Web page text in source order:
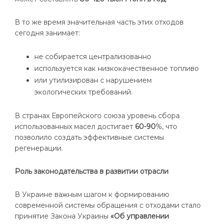
В то же время значительная часть этих отходов
сегодня занимает:
не собирается централизованно
используется как низкокачественное топливо
или утилизирован с нарушением
экологических требований.
В странах Европейского союза уровень сбора
использованных масел достигает 60-90%, что
позволило создать эффективные системы
регенерации.
Роль законодательства в развитии отрасли
В Украине важным шагом к формированию
современной системы обращения с отходами стало
принятие Закона Украины «Об управлении